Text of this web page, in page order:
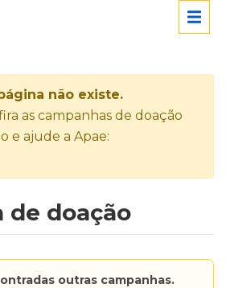
não existe.
as campanhas de doação
e ajude a Apae:
de doação
outras campanhas.